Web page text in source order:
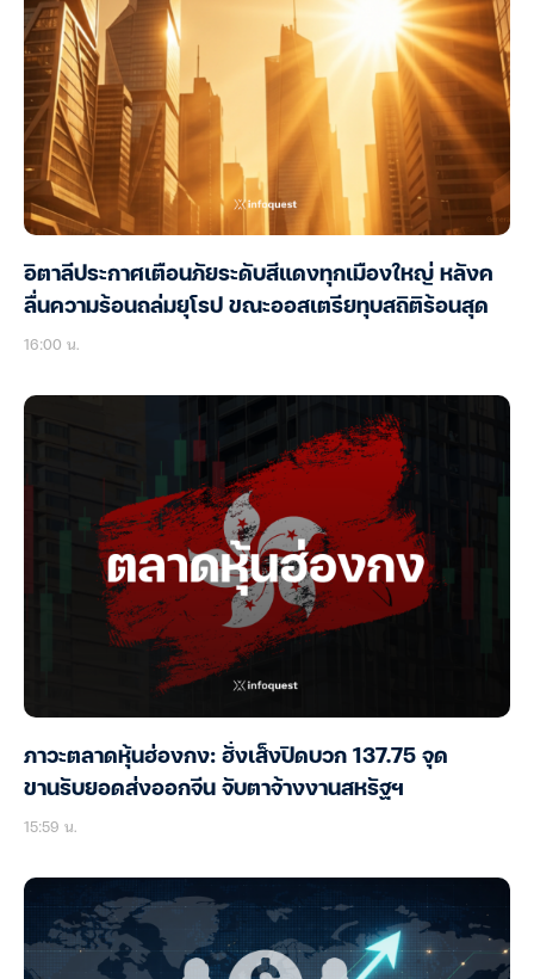
อิตาลีประกาศเตือนภัยระดับสีแดงทุกเมืองใหญ่ หลังค
ลื่นความร้อนถล่มยุโรป ขณะออสเตรียทุบสถิติร้อนสุด
16:00 น.
ภาวะตลาดหุ้นฮ่องกง: ฮั่งเส็งปิดบวก 137.75 จุด
ขานรับยอดส่งออกจีน จับตาจ้างงานสหรัฐฯ
15:59 น.